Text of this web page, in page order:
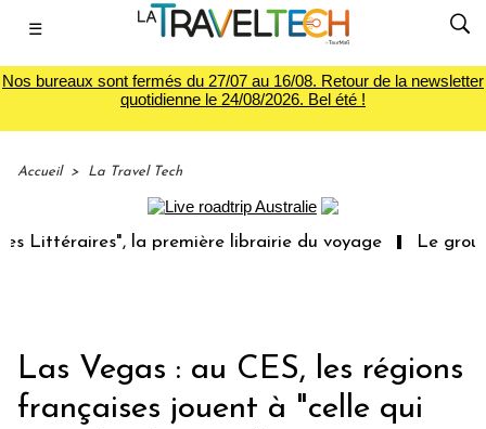
☰
Nos bureaux sont fermés du 27/07 au 16/08. Retour de la newsletter
quotidienne le 24/08/2026. Bel été !
Accueil > La Travel Tech
la première librairie du voyage Le groupe
Las Vegas : au CES, les régions
françaises jouent à "celle qui